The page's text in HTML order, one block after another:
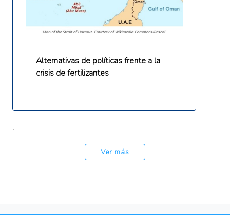
Alternativas de políticas frente a la
crisis de fertilizantes
.
Ver más